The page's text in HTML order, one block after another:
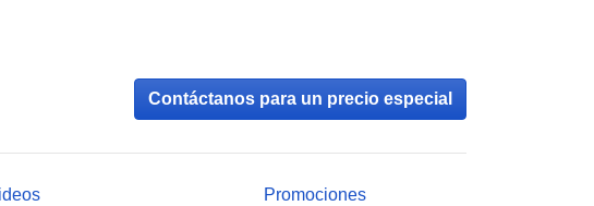
Contáctanos para un precio especial
Promociones